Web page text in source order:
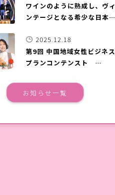
ワインのように熟成し、ヴィ
ンテージとなる希少な日本酒
2025.12.18
第9回 中国地域女性ビジネス
プランコンテンスト
広島国際会議場で開催されま
した。
お知らせ一覧